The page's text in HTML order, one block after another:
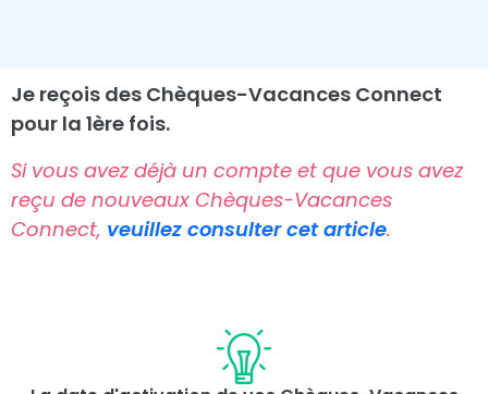
Je reçois des Chèques-Vacances Connect
pour la 1ère fois.
Si vous avez déjà un compte et que vous avez
reçu de nouveaux Chèques-Vacances
Connect, veuillez consulter cet article.